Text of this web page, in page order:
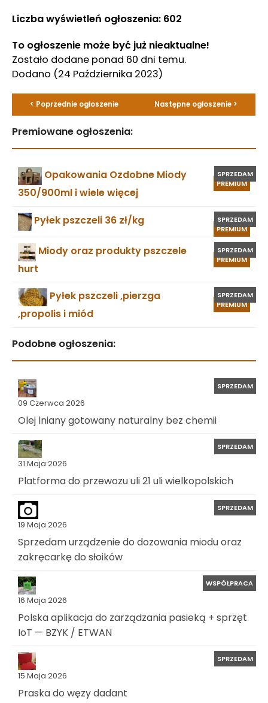
Liczba wyświetleń ogłoszenia: 602
To ogłoszenie może być już nieaktualne!
Zostało dodane ponad 60 dni temu.
Dodano (24 Października 2023)
< Poprzednie ogłoszenie Następne ogłoszenie >
Premiowane ogłoszenia:
PREMIUM
SPRZEDAM
Opakowania Ozdobne Miody
350/900ml i wiele więcej
PREMIUM
SPRZEDAM
Pyłek pszczeli 36 zł/kg
PREMIUM
SPRZEDAM
Miody oraz produkty pszczele
hurt
PREMIUM
SPRZEDAM
Pyłek pszczeli ,pierzga
,propolis i miód
Podobne ogłoszenia:
09 Czerwca 2026
SPRZEDAM
Olej lniany gotowany naturalny bez chemii
31 Maja 2026
SPRZEDAM
Platforma do przewozu uli 21 uli wielkopolskich
19 Maja 2026
SPRZEDAM
Sprzedam urządzenie do dozowania miodu oraz
zakręcarkę do słoików
16 Maja 2026
WSPÓŁPRACA
Polska aplikacja do zarządzania pasieką + sprzęt
IoT — BZYK / ETWAN
15 Maja 2026
SPRZEDAM
Praska do węzy dadant